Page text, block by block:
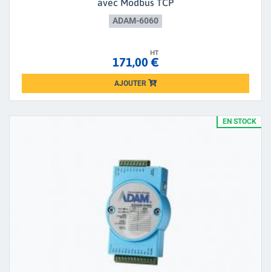
avec Modbus TCP
ADAM-6060
HT
171,00 €
AJOUTER
Loading...
EN STOCK